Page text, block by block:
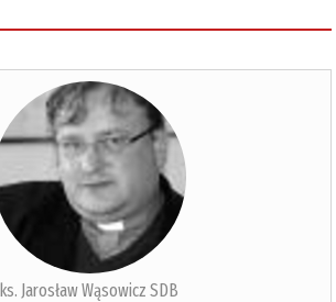
ks. Jarosław Wąsowicz SDB